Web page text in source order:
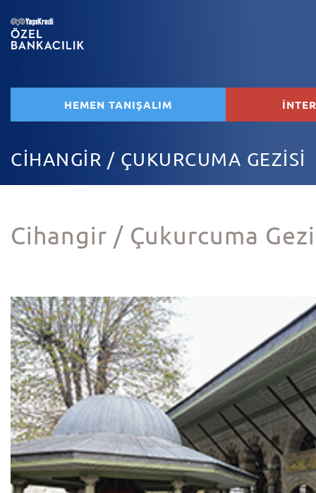
HEMEN TANIŞALIM
CİHANGİR / ÇUKURCUMA GEZİSİ
Cihangir / Çukurcuma